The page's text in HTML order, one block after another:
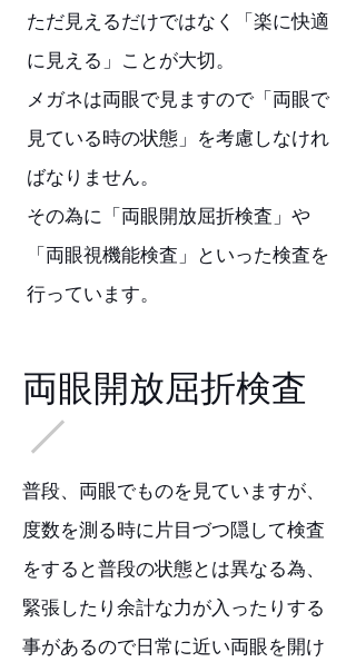
ただ見えるだけではなく「楽に快適
に見える」ことが大切。
メガネは両眼で見ますので「両眼で
見ている時の状態」を考慮しなけれ
ばなりません。
その為に「両眼開放屈折検査」や
「両眼視機能検査」といった検査を
行っています。
両眼開放屈折検査
普段、両眼でものを見ていますが、
度数を測る時に片目づつ隠して検査
をすると普段の状態とは異なる為、
緊張したり余計な力が入ったりする
事があるので日常に近い両眼を開け